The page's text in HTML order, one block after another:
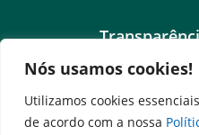
Nós usamos cookies!
Utilizamos cookies
de acordo com a nossa
Goiás
Dados